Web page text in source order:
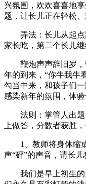
兴氛围，欢欢喜喜地
题，让长儿正在轻松
弄法：长儿从起点
家长吃，第二个长儿
鞭炮声声辞旧岁，
年的到来，“你牛我牛
勾当中来，和孩子们
感染新年的氛围，体验
法则：掌管人出题
上做答，分数者获胜
1、教师将身体缩成
声“砰”的声音，请长儿
我们是早上初生的